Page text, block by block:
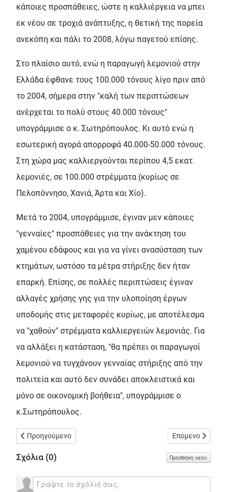
κάποιες προσπάθειες, ώστε η καλλιέργεια να μπει
εκ νέου σε τροχιά ανάπτυξης, η θετική της πορεία
ανεκόπη και πάλι το 2008, λόγω παγετού επίσης.
Στο πλαίσιο αυτό, ενώ η παραγωγή λεμονιού στην
Ελλάδα έφθανε τους 100.000 τόνους λίγο πριν από
το 2004, σήμερα στην "καλή των περιπτώσεων
ανέρχεται το πολύ στους 40.000 τόνους"
υπογράμμισε ο κ. Σωτηρόπουλος. Κι αυτό ενώ η
εσωτερική αγορά απορροφά 40.000-50.000 τόνους.
Στη χώρα μας καλλιεργούνται περίπου 4,5 εκατ.
λεμονιές, σε 100.000 στρέμματα (κυρίως σε
Πελοπόννησο, Χανιά, Άρτα και Χίο).
Μετά το 2004, υπογράμμισε, έγιναν μεν κάποιες
"γενναίες" προσπάθειες για την ανάκτηση του
χαμένου εδάφους και για να γίνει ανασύσταση των
κτημάτων, ωστόσο τα μέτρα στήριξης δεν ήταν
επαρκή. Επίσης, σε πολλές περιπτώσεις έγιναν
αλλαγές χρήσης γης για την υλοποίηση έργων
υποδομής στις μεταφορές κυρίως, με αποτέλεσμα
να "χαθούν" στρέμματα καλλιεργειών λεμονιάς. Για
να αλλάξει η κατάσταση, "θα πρέπει οι παραγωγοί
λεμονιού να τυγχάνουν γενναίας στήριξης από την
πολιτεία και αυτό δεν συνάδει αποκλειστικά και
μόνο σε οικονομική βοήθεια", υπογράμμισε ο
κ.Σωτηρόπουλος.
Προηγούμενο άρθρο: Πως κλέβουν στα μαγαζιά γυναίκες στην
Προηγούμενο Επόμενο άρθρο:
Επόμενο
Σχόλια (0) Προσθήκη νέου